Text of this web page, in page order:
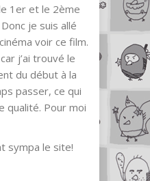
1er et le 2ème
je suis allé
voir ce film.
j’ai trouvé le
du début à la
passer, ce qui
qualité. Pour moi
sympa le site!